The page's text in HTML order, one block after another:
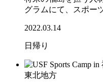
グラムにて、スポー
2022.03.14
日帰り
東北地方